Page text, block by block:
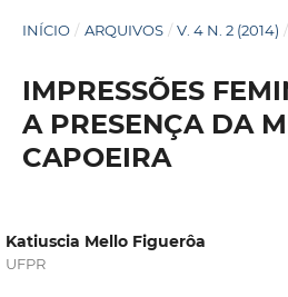
INÍCIO / ARQUIVOS / V. 4 N. 2 (2014) /
IMPRESSÕES
A PRESENÇA DA
CAPOEIRA
Katiuscia Mello Figuerôa
UFPR